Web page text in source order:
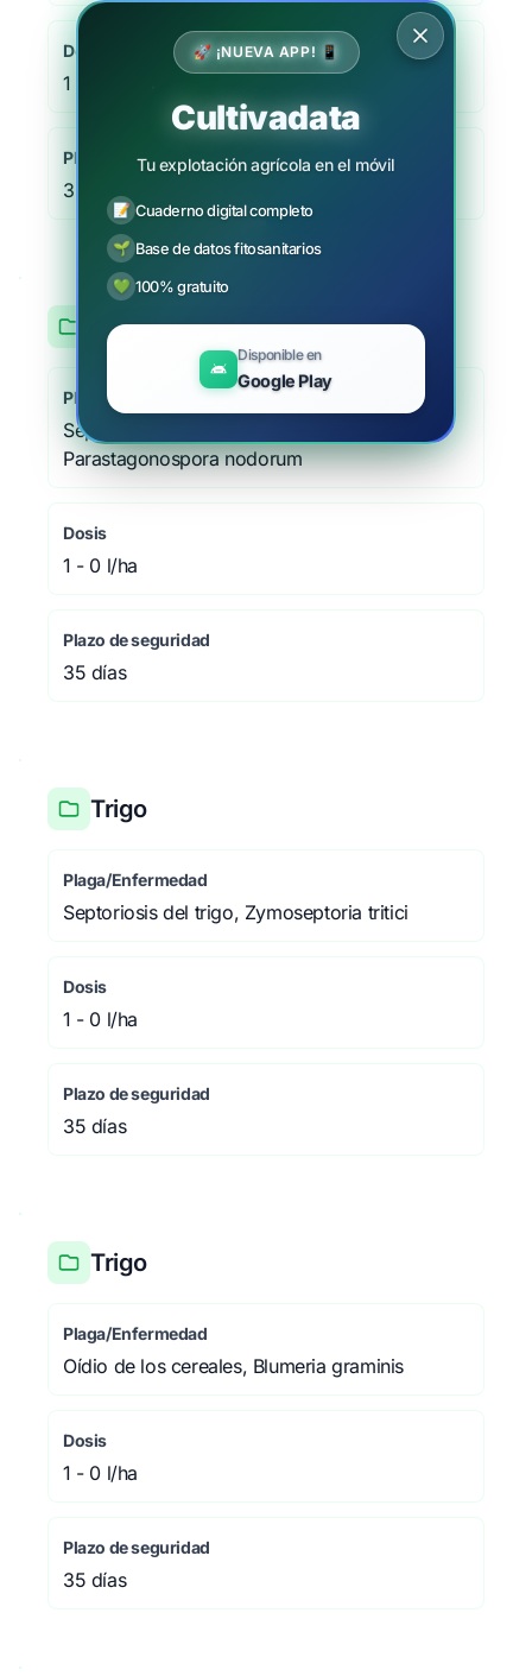
Dosis
1 - 0 l/ha
Plazo de seguridad
35 días
Trigo
Plaga/Enfermedad
Septoriosis de las espigas del trigo,
Parastagonospora nodorum
Dosis
1 - 0 l/ha
Plazo de seguridad
35 días
Trigo
Plaga/Enfermedad
Septoriosis del trigo, Zymoseptoria tritici
Dosis
1 - 0 l/ha
Plazo de seguridad
35 días
Trigo
Plaga/Enfermedad
Oídio de los cereales, Blumeria graminis
Dosis
1 - 0 l/ha
Plazo de seguridad
35 días
🚀 ¡NUEVA APP! 📱
Cultivadata
Tu explotación agrícola en el móvil
📝 Cuaderno digital completo
🌱 Base de datos fitosanitarios
💚 100% gratuito
Disponible en
Google Play